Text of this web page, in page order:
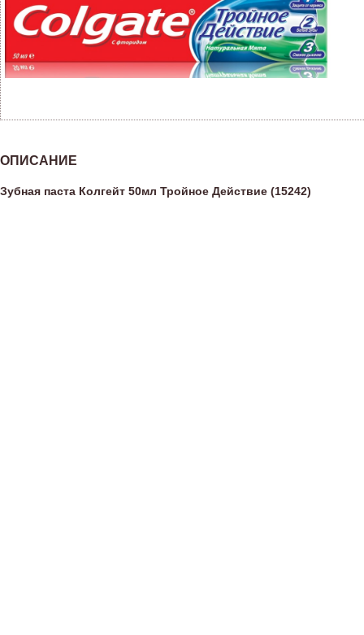
ОПИСАНИЕ
Зубная паста Колгейт 50мл Тройное Действие (15242)